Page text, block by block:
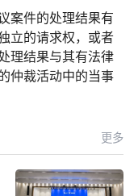
案件的处理结果有
立的请求权，或者
理结果与其有法律
仲裁活动中的当事
更多